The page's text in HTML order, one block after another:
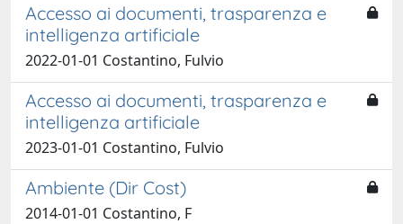
Accesso ai documenti, trasparenza e
intelligenza artificiale
2022-01-01 Costantino, Fulvio
Accesso ai documenti, trasparenza e
intelligenza artificiale
2023-01-01 Costantino, Fulvio
Ambiente (Dir Cost)
2014-01-01 Costantino, F